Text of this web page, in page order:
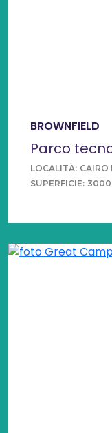
BROWNFIELD
Parco
LOCALITÀ: CAIRO
SUPERFICIE: 3000